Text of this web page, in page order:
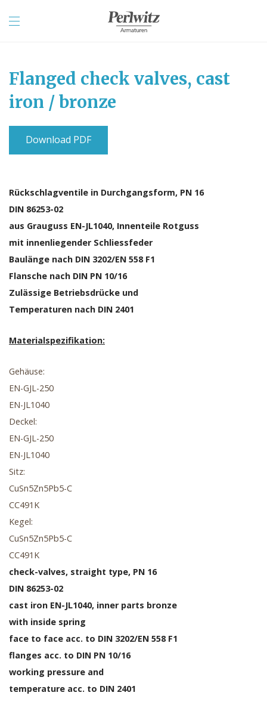
Flanged check valves, cast
iron / bronze
Download PDF
Rückschlagventile in Durchgangsform, PN 16
DIN 86253-02
aus Grauguss EN-JL1040, Innenteile Rotguss
mit innenliegender Schliessfeder
Baulänge nach DIN 3202/EN 558 F1
Flansche nach DIN PN 10/16
Zulässige Betriebsdrücke und
Temperaturen nach DIN 2401
Materialspezifikation:
Gehäuse:
EN-GJL-250
EN-JL1040
Deckel:
EN-GJL-250
EN-JL1040
Sitz:
CuSn5Zn5Pb5-C
CC491K
Kegel:
CuSn5Zn5Pb5-C
CC491K
check-valves, straight type, PN 16
DIN 86253-02
cast iron EN-JL1040, inner parts bronze
with inside spring
face to face acc. to DIN 3202/EN 558 F1
flanges acc. to DIN PN 10/16
working pressure and
temperature acc. to DIN 2401